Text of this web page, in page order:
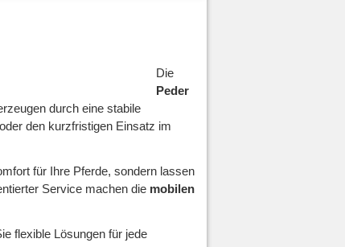
Die
Peder
durch eine stabile
den kurzfristigen Einsatz im
für Ihre Pferde, sondern lassen
Service machen die mobilen
flexible Lösungen für jede